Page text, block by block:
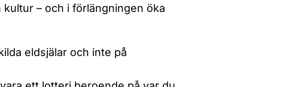
– och i förlängningen öka
eldsjälar och inte på